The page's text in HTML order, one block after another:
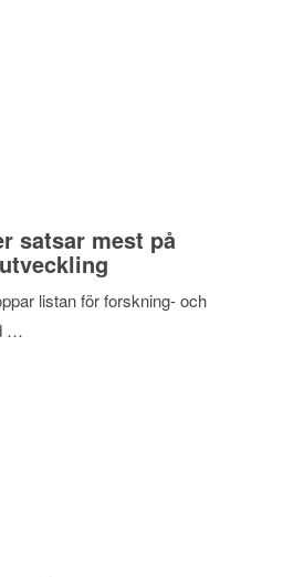
satsar mest på
listan för forskning- och
…